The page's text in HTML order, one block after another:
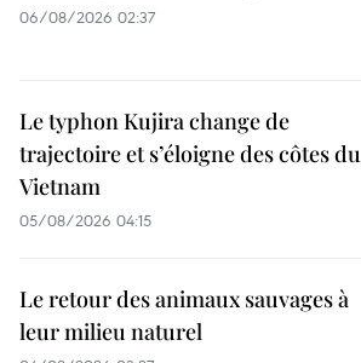
06/08/2026 02:37
Le typhon Kujira change de
trajectoire et s’éloigne des côtes du
Vietnam
05/08/2026 04:15
Le retour des animaux sauvages à
leur milieu naturel